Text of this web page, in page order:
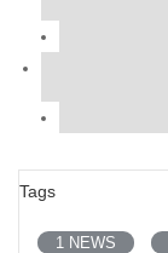
Tags
1 NEWS